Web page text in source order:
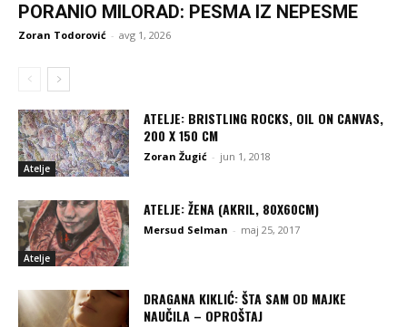
PORANIO MILORAD: PESMA IZ NEPESME
Zoran Todorović - avg 1, 2026
Atelje
ATELJE: BRISTLING ROCKS, OIL ON CANVAS,
200 X 150 CM
Zoran Žugić - jun 1, 2018
Atelje
ATELJE: ŽENA (AKRIL, 80X60CM)
Mersud Selman - maj 25, 2017
DRAGANA KIKLIĆ: ŠTA SAM OD MAJKE
NAUČILA – OPROŠTAJ